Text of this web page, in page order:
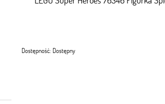
Dostępność: Dostępny